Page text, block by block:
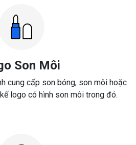
Son Môi
cung cấp son bóng, son môi hoặc
logo có hình son môi trong đó.